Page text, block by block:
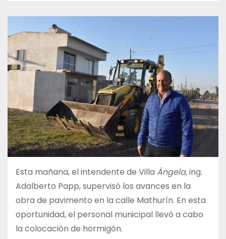
Esta mañana, el intendente de Villa Ángela,ing.
Adalberto Papp, supervisó los avances en la
obra de pavimento en la calle Mathurín. En esta
oportunidad, el personal municipal llevó a cabo
la colocación de hormigón.